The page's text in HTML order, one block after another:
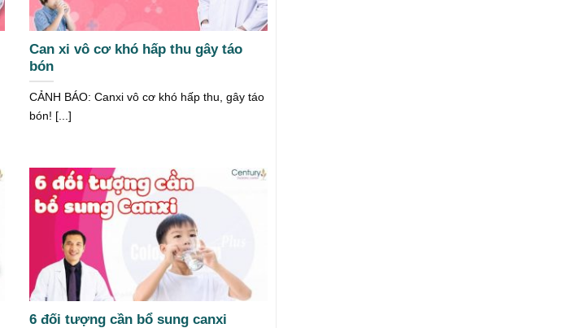
Can xi vô cơ khó hấp thu gây táo
bón
CẢNH BÁO: Canxi vô cơ khó hấp thu, gây táo
bón! [...]
6 đối tượng cần bổ sung canxi